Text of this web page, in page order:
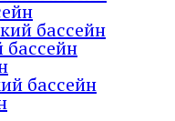
бассейн
бассейн